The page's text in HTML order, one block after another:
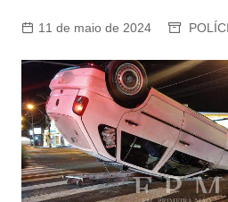
11 de maio de 2024